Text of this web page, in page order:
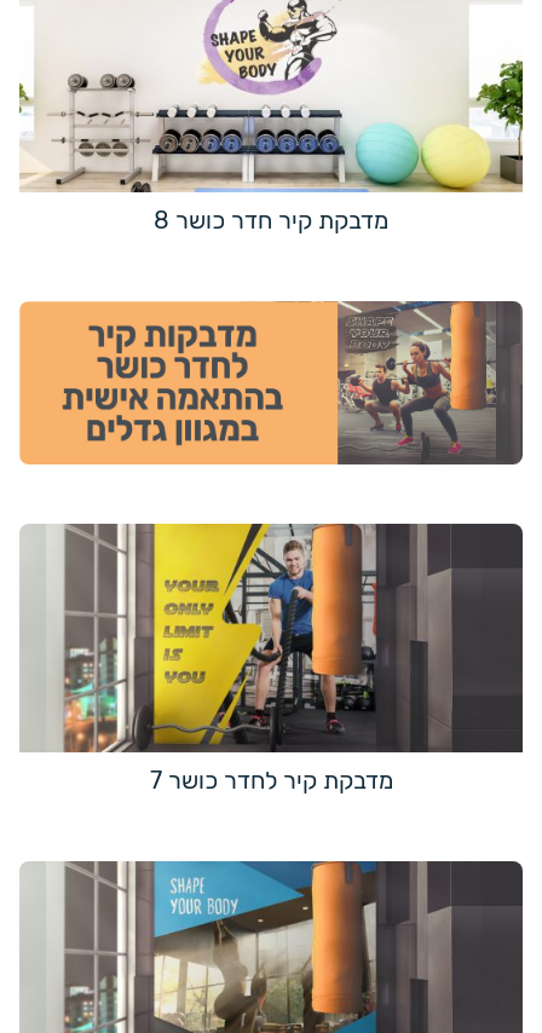
מדבקת קיר חדר כושר 8
מדבקת קיר לחדר כושר 7